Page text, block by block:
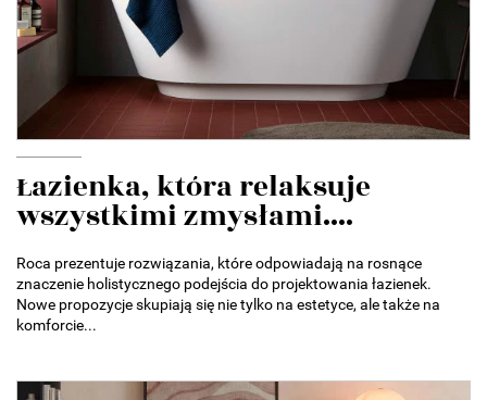
Łazienka, która relaksuje
wszystkimi zmysłami....
Roca prezentuje rozwiązania, które odpowiadają na rosnące
znaczenie holistycznego podejścia do projektowania łazienek.
Nowe propozycje skupiają się nie tylko na estetyce, ale także na
komforcie...